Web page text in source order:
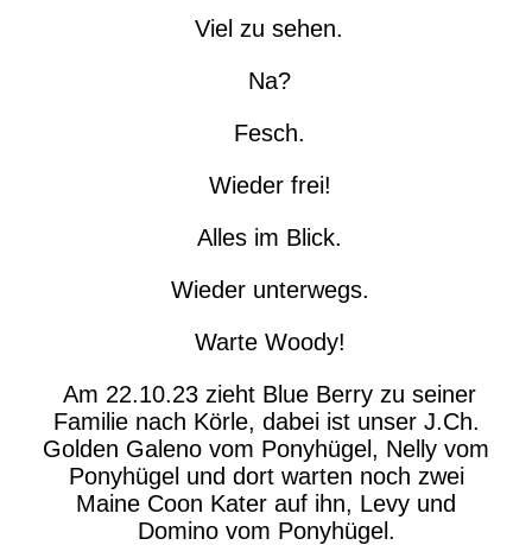
Viel zu sehen.
Na?
Fesch.
Wieder frei!
Alles im Blick.
Wieder unterwegs.
Warte Woody!
Am 22.10.23 zieht Blue Berry zu seiner
Familie nach Körle, dabei ist unser J.Ch.
Golden Galeno vom Ponyhügel, Nelly vom
Ponyhügel und dort warten noch zwei
Maine Coon Kater auf ihn, Levy und
Domino vom Ponyhügel.